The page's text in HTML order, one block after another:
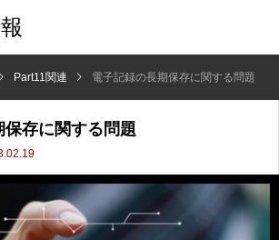
Part11関連 電子記録の長期保存に関する問題
存に関する問題